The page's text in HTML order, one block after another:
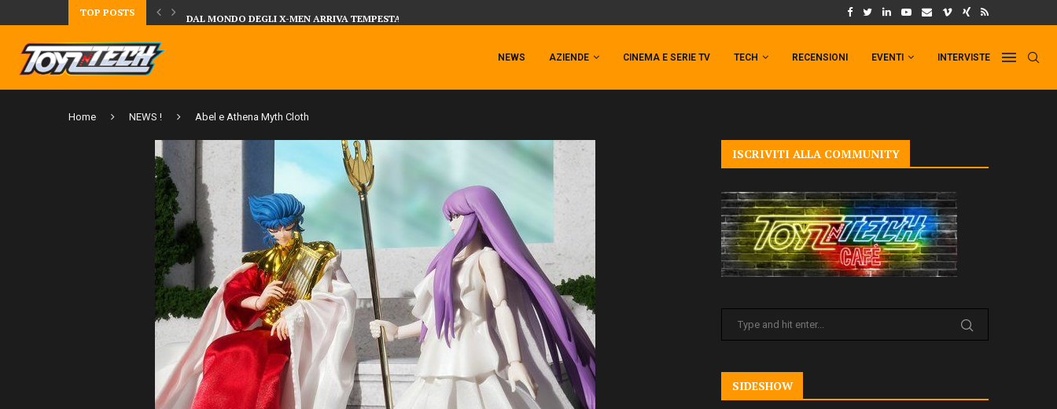
TOP POSTS
DELLA CRRATURA DELLA LAGUNA...DAL MONDO DEGLI X-MEN ARRIVA TEMPESTA TARGATA SIDESHOW! IL TRAILER DI FIST OF THE NORTH STAR!
NEWS AZIENDE CINEMA E SERIE TV TECH RECENSIONI EVENTI INTERVISTE
Home NEWS ! Abel e Athena Myth Cloth
ISCRIVITI ALLA COMMUNITY
SIDESHOW